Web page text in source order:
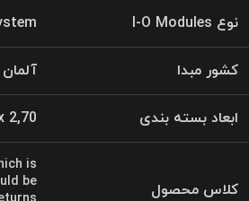
نوع I-O Modules
کشور مبدا آلمان
ابعاد بسته بندی 2,70
کلاس محصول
is
be